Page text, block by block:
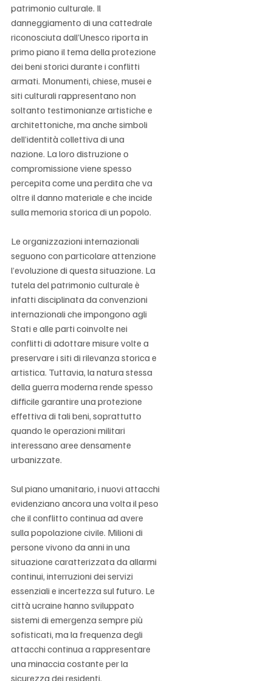
patrimonio culturale. Il
danneggiamento di una cattedrale
riconosciuta dall’Unesco riporta in
primo piano il tema della protezione
dei beni storici durante i conflitti
armati. Monumenti, chiese, musei e
siti culturali rappresentano non
soltanto testimonianze artistiche e
architettoniche, ma anche simboli
dell’identità collettiva di una
nazione. La loro distruzione o
compromissione viene spesso
percepita come una perdita che va
oltre il danno materiale e che incide
sulla memoria storica di un popolo.
Le organizzazioni internazionali
seguono con particolare attenzione
l’evoluzione di questa situazione. La
tutela del patrimonio culturale è
infatti disciplinata da convenzioni
internazionali che impongono agli
Stati e alle parti coinvolte nei
conflitti di adottare misure volte a
preservare i siti di rilevanza storica e
artistica. Tuttavia, la natura stessa
della guerra moderna rende spesso
difficile garantire una protezione
effettiva di tali beni, soprattutto
quando le operazioni militari
interessano aree densamente
urbanizzate.
Sul piano umanitario, i nuovi attacchi
evidenziano ancora una volta il peso
che il conflitto continua ad avere
sulla popolazione civile. Milioni di
persone vivono da anni in una
situazione caratterizzata da allarmi
continui, interruzioni dei servizi
essenziali e incertezza sul futuro. Le
città ucraine hanno sviluppato
sistemi di emergenza sempre più
sofisticati, ma la frequenza degli
attacchi continua a rappresentare
una minaccia costante per la
sicurezza dei residenti.